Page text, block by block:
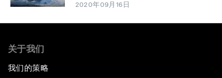
2020年09月16日
关于我们
我们的策略